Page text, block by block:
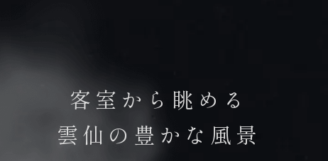
ONLINE SHOP
オンラインショップ
客室から眺める
雲仙の豊かな風景